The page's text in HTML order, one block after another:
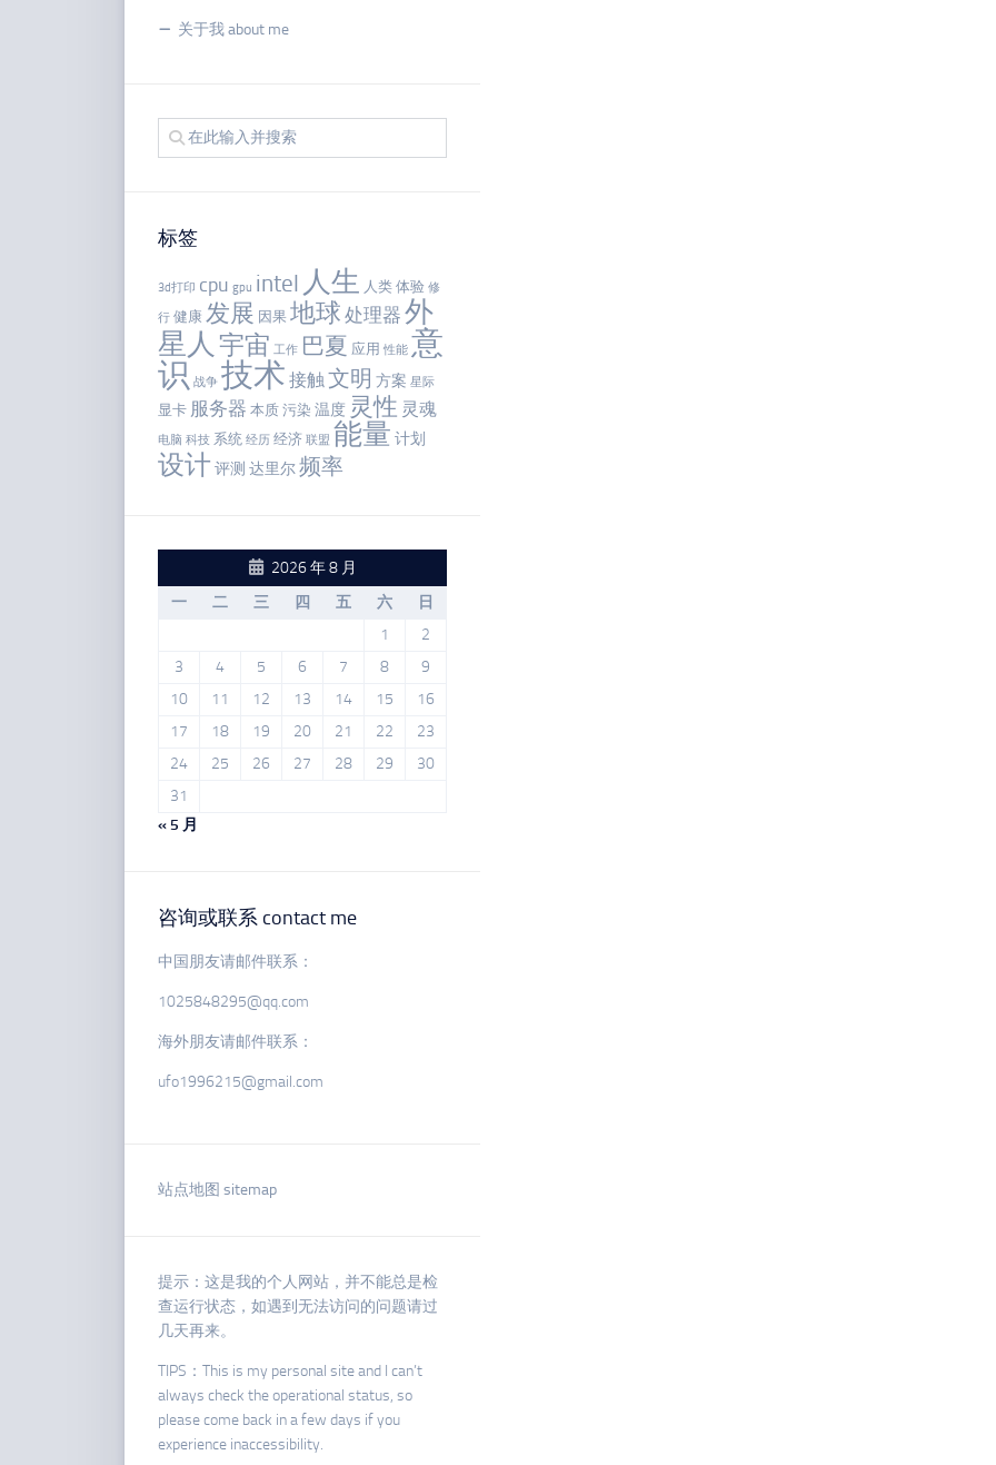
关于我 about me
标签
3d打印 cpu gpu intel 人生 人类 体验 修
行 健康 发展 因果 地球 处理器 外
星人 宇宙 工作 巴夏 应用 性能 意
识 战争 技术 接触文明 方案 星际
显卡 服务器 本质 污染 温度 灵性 灵魂
电脑 科技 系统 经历 经济 联盟 能量 计划
设计评测 达里尔频率
2026 年 8 月
一
二 三 四 五 六
日
1
2
3
4 5 6 7 8
9
10
11 12 13 14 15
16
17
18 19 20 21 22
23
24
25 26 27 28 29
30
31
« 5 月
咨询或联系 contact me
中国朋友请邮件联系：
1025848295@qq.com
海外朋友请邮件联系：
ufo1996215@gmail.com
站点地图 sitemap
提示：这是我的个人网站，并不能总是检
查运行状态，如遇到无法访问的问题请过
几天再来。
TIPS：This is my personal site and I can’t
always check the operational status, so
please come back in a few days if you
experience inaccessibility.